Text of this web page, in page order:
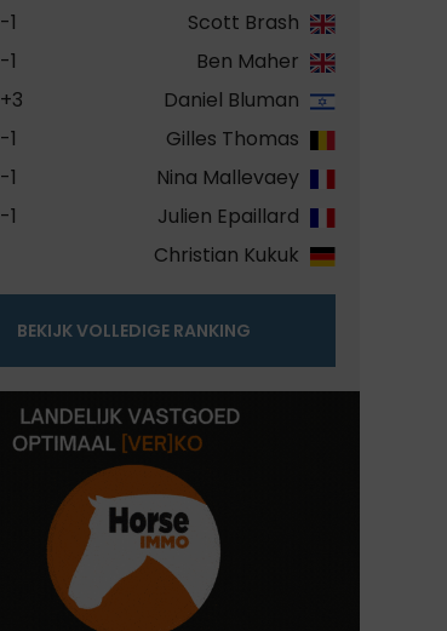
-1
Scott Brash
-1
Ben Maher
+3
Daniel Bluman
-1
Gilles Thomas
-1
Nina Mallevaey
-1
Julien Epaillard
Christian Kukuk
BEKIJK VOLLEDIGE RANKING